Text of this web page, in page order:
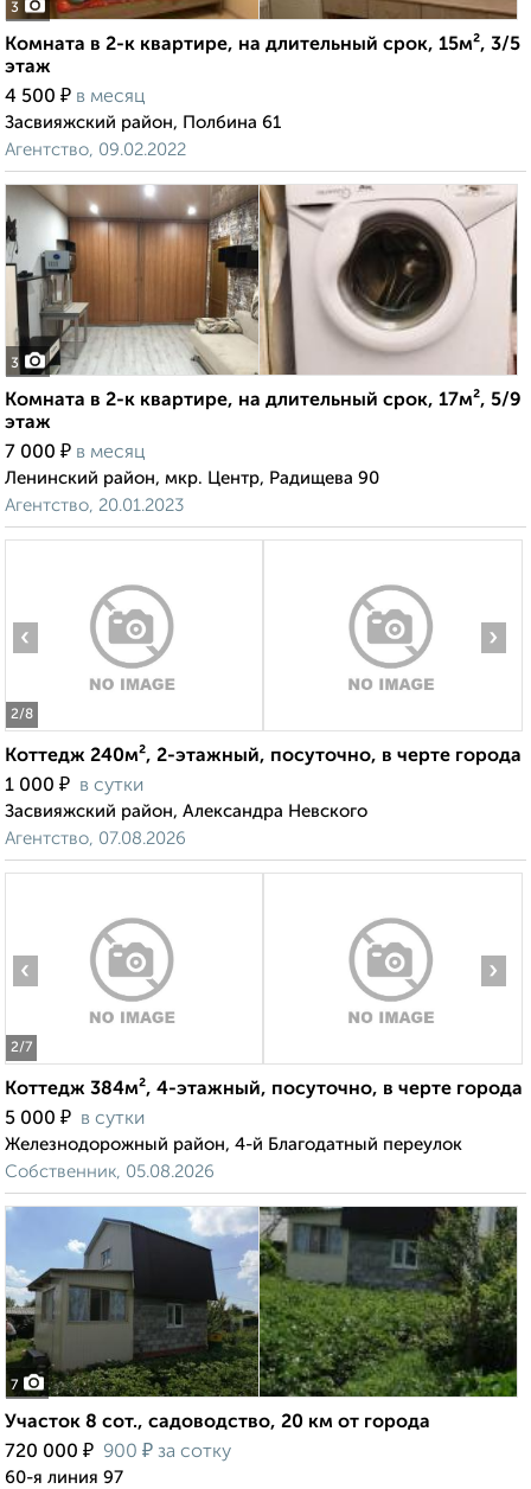
3
Комната в 2-к квартире, на длительный срок, 15м², 3/5
этаж
4 500 ₽ в месяц
Засвияжский район, Полбина 61
Агентство, 09.02.2022
3
Комната в 2-к квартире, на длительный срок, 17м², 5/9
этаж
7 000 ₽ в месяц
Ленинский район, мкр. Центр, Радищева 90
Агентство, 20.01.2023
2/8
‹ ›
Коттедж 240м², 2-этажный, посуточно, в черте города
1 000 ₽ в сутки
Засвияжский район, Александра Невского
Агентство, 07.08.2026
2/7
‹ ›
Коттедж 384м², 4-этажный, посуточно, в черте города
5 000 ₽ в сутки
Железнодорожный район, 4-й Благодатный переулок
Собственник, 05.08.2026
7
Участок 8 сот., садоводство, 20 км от города
720 000 ₽ 900 ₽ за сотку
60-я линия 97